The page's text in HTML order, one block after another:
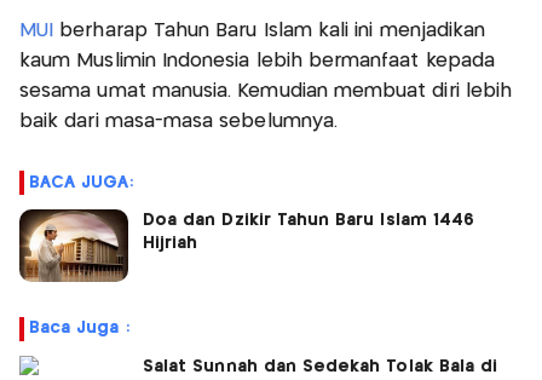
MUI
berharap Tahun Baru Islam kali ini menjadikan
kaum Muslimin Indonesia lebih bermanfaat kepada
sesama umat manusia. Kemudian membuat diri lebih
baik dari masa-masa sebelumnya.
BACA JUGA:
Doa dan Dzikir Tahun Baru Islam 1446
Hijriah
Baca Juga :
Salat Sunnah dan Sedekah Tolak Bala di